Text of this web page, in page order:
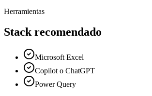
Herramientas
Stack recomendado
Microsoft Excel
Copilot o ChatGPT
Power Query